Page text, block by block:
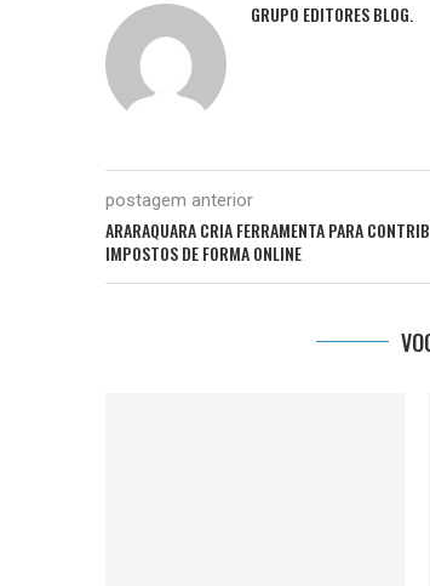
GRUPO EDITORES BLOG.
postagem anterior
ARARAQUARA CRIA FERRAMENTA PARA
IMPOSTOS DE FORMA ONLINE